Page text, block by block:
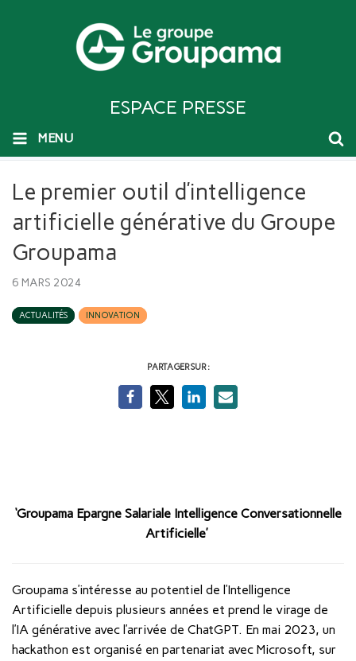
ESPACE PRESSE
MENU
Le premier outil d’intelligence
artificielle générative du Groupe
Groupama
6 MARS 2024
ACTUALITÉS INNOVATION
PARTAGER SUR :
‘Groupama Epargne Salariale Intelligence Conversationnelle
Artificielle’
Groupama s’intéresse au potentiel de l’Intelligence
Artificielle depuis plusieurs années et prend le virage de
l’IA générative avec l’arrivée de ChatGPT. En mai 2023, un
hackathon est organisé en partenariat avec Microsoft, sur